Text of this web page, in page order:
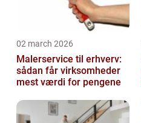
02 march 2026
Malerservice til erhverv:
sådan får virksomheder
mest værdi for pengene